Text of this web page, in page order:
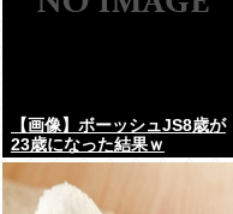
【画像】ボーッシュJS8歳が
23歳になった結果ｗ